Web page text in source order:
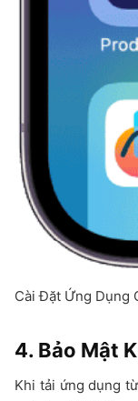
Cài Đặt Ứng Dụng
4. Bảo Mật
Khi tải ứng dụng